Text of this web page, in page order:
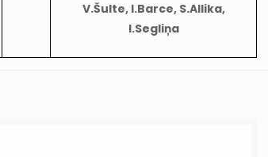
V.Šulte, I.Barce, S.Allika,
I.Segliņa